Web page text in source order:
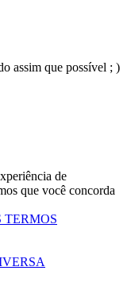
assim que possível ; )
de
que você concorda
TERMOS